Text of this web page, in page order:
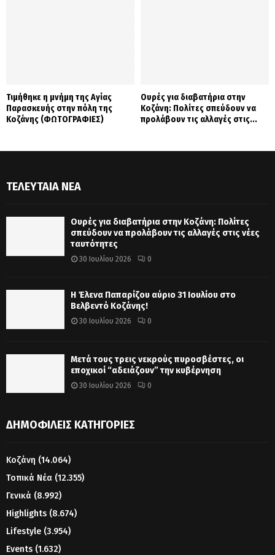
Τιμήθηκε η μνήμη της Αγίας
Παρασκευής στην πόλη της
Κοζάνης (ΦΩΤΟΓΡΑΦΙΕΣ)
Ουρές για διαβατήρια στην
Κοζάνη: Πολίτες σπεύδουν να
προλάβουν τις αλλαγές στις...
ΤΕΛΕΥΤΑΊΑ ΝΈΑ
Ουρές για διαβατήρια στην Κοζάνη: Πολίτες
σπεύδουν να προλάβουν τις αλλαγές στις νέες
ταυτότητες
30 Ιουλίου 2026 0
Η Έλενα Παπαρίζου αύριο 31 Ιουλίου στο
Βελβεντό Κοζάνης!
30 Ιουλίου 2026 0
Μετά τους τρεις νεκρούς πυροσβέστες, οι
εποχικοί “αδειάζουν” την κυβέρνηση
30 Ιουλίου 2026 0
ΔΗΜΟΦΙΛΕΊΣ ΚΑΤΗΓΟΡΊΕΣ
Κοζάνη (14.064)
Τοπικά Νέα (12.355)
Γενικά (8.992)
Highlights (8.674)
Lifestyle (3.954)
Events (1.632)